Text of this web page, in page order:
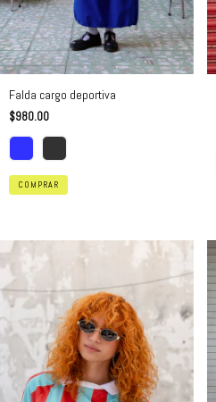
Falda cargo deportiva
$980.00
COMPRAR